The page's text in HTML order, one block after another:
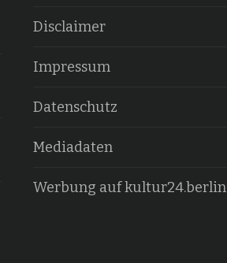
Disclaimer
Impressum
Datenschutz
Mediadaten
Werbung auf kultur24.berlin